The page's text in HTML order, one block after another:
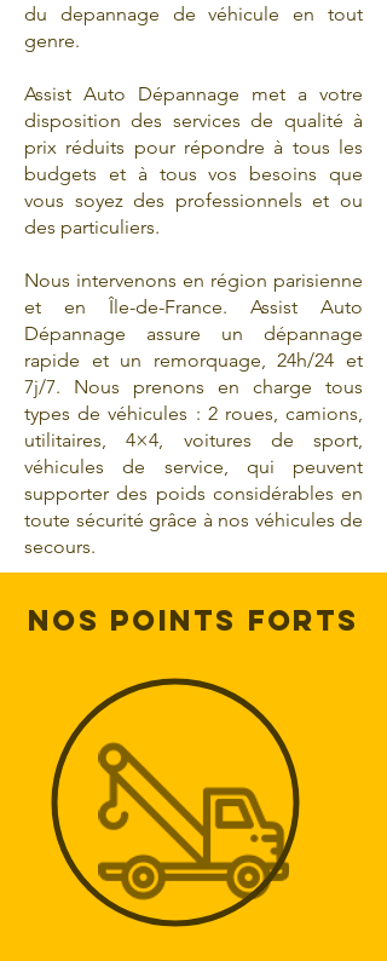
du depannage de véhicule en tout
genre.
Assist Auto Dépannage met a votre
disposition des services de qualité à
prix réduits pour répondre à tous les
budgets et à tous vos besoins que
vous soyez des professionnels et ou
des particuliers.
Nous intervenons en région parisienne
et en Île-de-France. Assist Auto
Dépannage assure un dépannage
rapide et un remorquage, 24h/24 et
7j/7. Nous prenons en charge tous
types de véhicules : 2 roues, camions,
utilitaires, 4×4, voitures de sport,
véhicules de service, qui peuvent
supporter des poids considérables en
toute sécurité grâce à nos véhicules de
secours.
NOS POINTS FORTS